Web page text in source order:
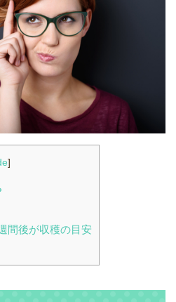
]
間後が収穫の目安